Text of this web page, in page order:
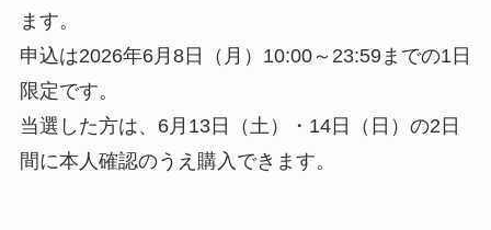
ます。
申込は2026年6月8日（月）10:00～23:59までの1日
限定です。
当選した方は、6月13日（土）・14日（日）の2日
間に本人確認のうえ購入できます。